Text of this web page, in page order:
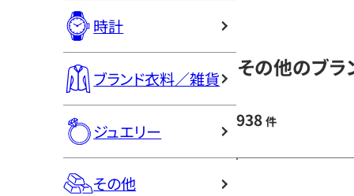
時計
ブランド衣料／雑貨
ジュエリー
その他
その他のブラ
938 件